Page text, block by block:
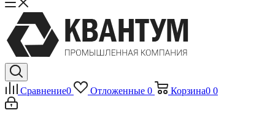
Сравнение0 Отложенные 0 Корзина0 0